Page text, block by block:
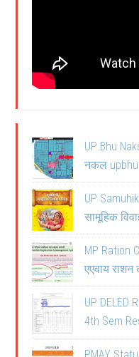
UP Bhu
नकल
UP
सामूहिक
MP Ration
एएवाय राशन
UP DELED
4th Sem